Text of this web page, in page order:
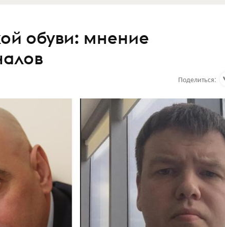
обуви: мнение
Поделиться: